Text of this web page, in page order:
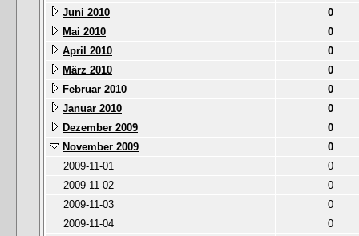
Juni 2010
0
Mai 2010
0
April 2010
0
März 2010
0
Februar 2010
0
Januar 2010
0
Dezember 2009
0
November 2009
0
2009-11-01
0
2009-11-02
0
2009-11-03
0
2009-11-04
0